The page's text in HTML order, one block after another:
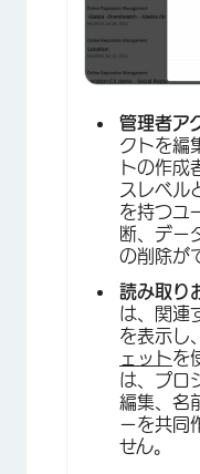
管理者ア
クトを編
トの作成
スレベル
を持つユ
断、デー
の削除が
読み取り
は、関連
を表示し、
ェットを
は、プロ
編集、名
ーを共同
せん。